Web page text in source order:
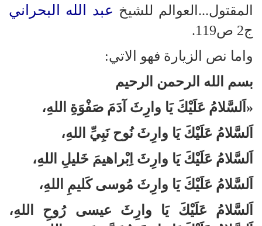
المقتول...العوالم للشيخ عبد الله البحراني
ج2 ص119.
واما نص الزيارة فهو الاتي:
بسم الله الرحمن الرحيم
«اَلسَّلامُ عَلَيْكَ يَا وارِثَ آدَمَ صَفْوَةِ اللهِ،
اَلسَّلامُ عَلَيْكَ يَا وارِثَ نُوح نَبِيِّ اللهِ،
اَلسَّلامُ عَلَيْكَ يَا وارِثَ اِبْراهيمَ خَليلِ اللهِ،
اَلسَّلامُ عَلَيْكَ يَا وارِثَ مُوسى كَليمِ اللهِ،
اَلسَّلامُ عَلَيْكَ يَا وارِثَ عيسى رُوحِ اللهِ،